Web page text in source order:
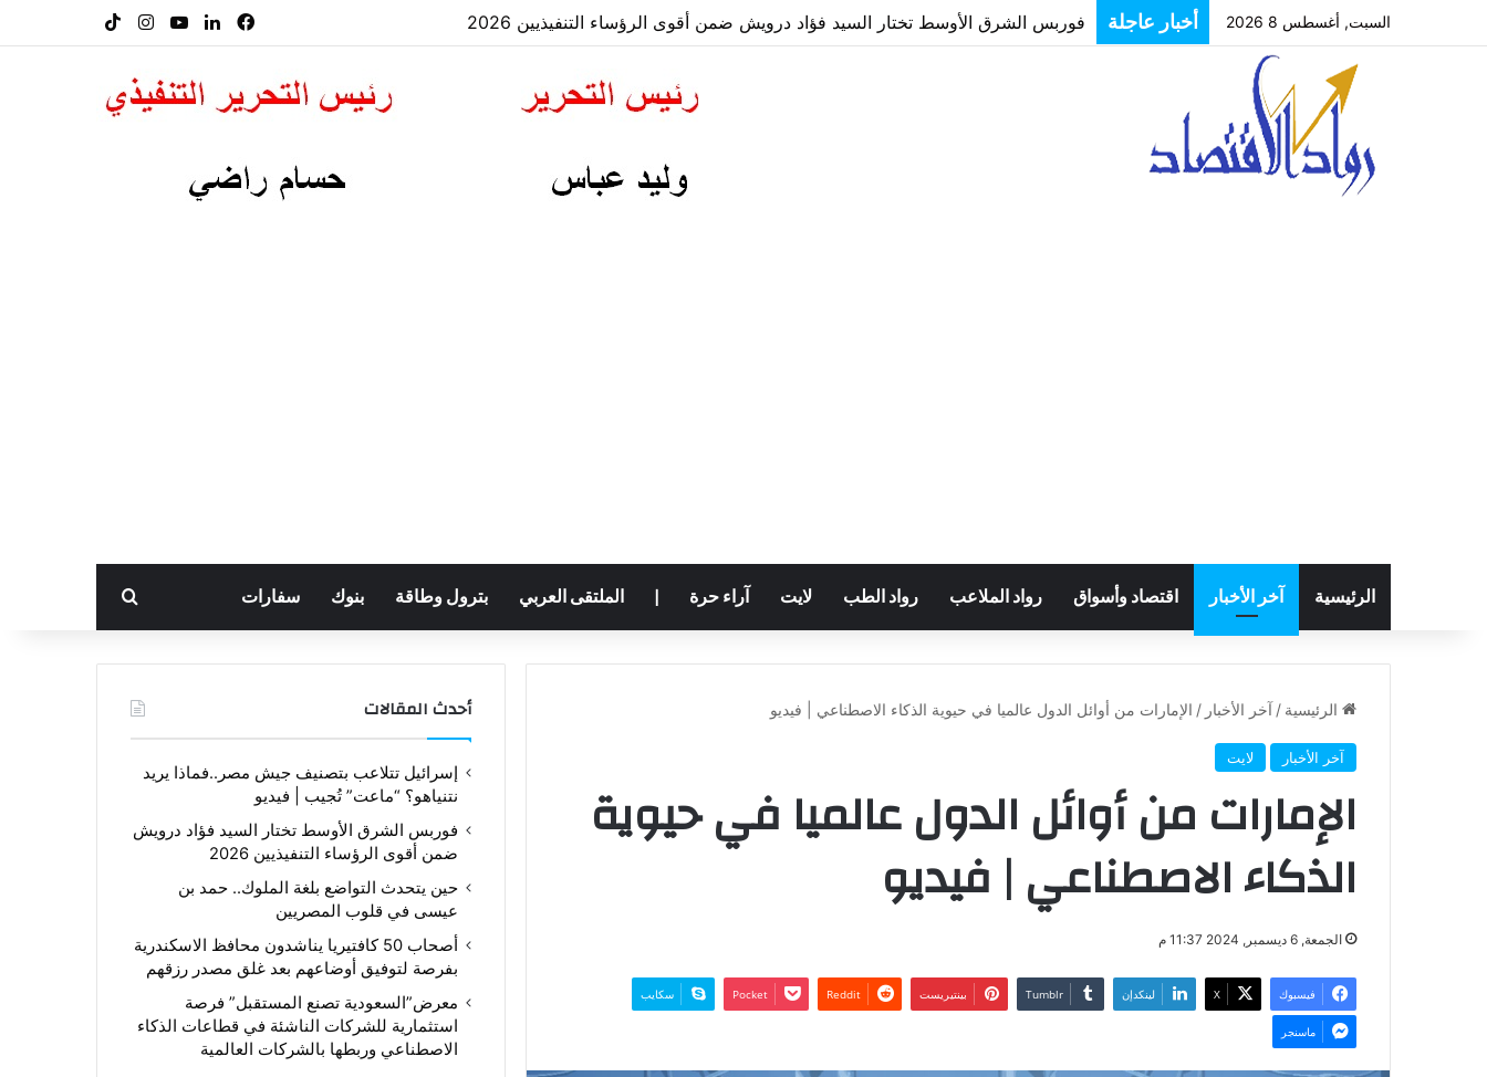
السبت, أغسطس 8 2026 أخبار عاجلة فوربس الشرق الأوسط تختار السيد فؤاد درويش ضمن أقوى الرؤساء التنفيذيين 2026 فيسبوكلينكدإن‫YouTube
انستقرام
الرئيسية آخر الأخبار اقتصاد وأسواق رواد الملاعب رواد الطب لايت آراء حرة الملتقى العربي بترول وطاقة بنوك سفارات بحث عن
الرئيسية / آخر الأخبار / الإمارات من أوائل الدول عالميا في حيوية الذكاء الاصطناعي | فيديو
آخر الأخبار لايت
الإمارات من أوائل الدول عالميا في حيوية
الذكاء الاصطناعي | فيديو
الجمعة, 6 ديسمبر, 2024 11:37 م
فيسبوك ‫X لينكدإن بينتيريست ‫Pocket سكايب
ماسنجر
أحدث المقالات
إسرائيل تتلاعب بتصنيف جيش مصر..فماذا يريد
نتنياهو؟ “ماعت” تُجيب | فيديو
فوربس الشرق الأوسط تختار السيد فؤاد درويش
ضمن أقوى الرؤساء التنفيذيين 2026
حين يتحدث التواضع بلغة الملوك.. حمد بن
عيسى في قلوب المصريين
أصحاب 50 كافتيريا يناشدون محافظ الاسكندرية
بفرصة لتوفيق أوضاعهم بعد غلق مصدر رزقهم
معرض”السعودية تصنع المستقبل” فرصة
استثمارية للشركات الناشئة في قطاعات الذكاء
الاصطناعي وربطها بالشركات العالمية